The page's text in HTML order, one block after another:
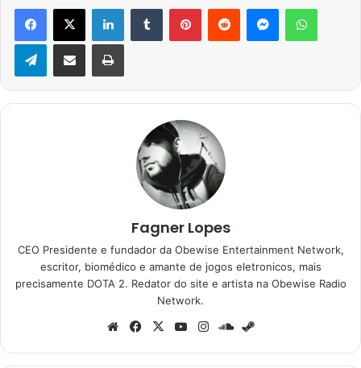
Facebook
X LinkedinTumblr PinterestReddit Messenger
TelegramCompartilhar via e-mail Imprimir
Fagner Lopes
CEO Presidente e fundador da Obewise Entertainment Network,
escritor, biomédico e amante de jogos eletronicos, mais
precisamente DOTA 2. Redator do site e artista na Obewise Radio
Network.
WebsiteFacebook
X YouTubeInstagramSoundCloud